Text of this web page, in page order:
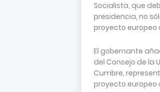
Socialista, que
presidencia, no
proyecto europeo
El gobernante
del Consejo de la
Cumbre,
proyecto europeo